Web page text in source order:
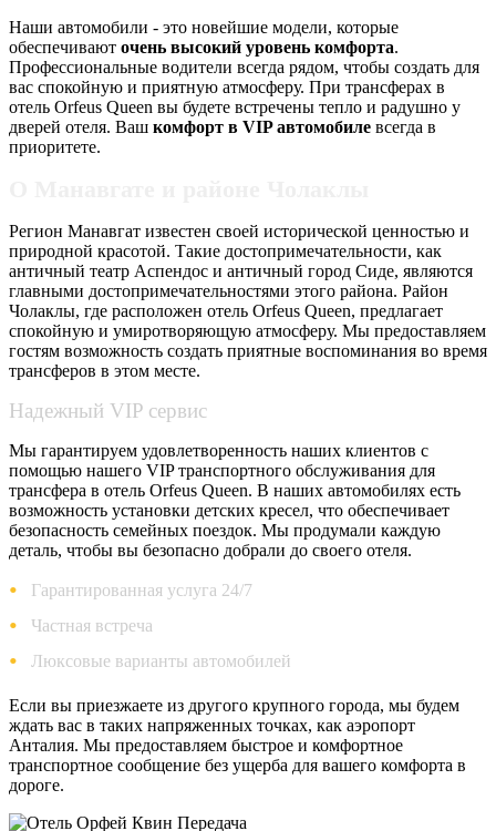
Наши автомобили - это новейшие модели, которые
обеспечивают очень высокий уровень комфорта.
Профессиональные водители всегда рядом, чтобы создать для
вас спокойную и приятную атмосферу. При трансферах в
отель Orfeus Queen вы будете встречены тепло и радушно у
дверей отеля. Ваш комфорт в VIP автомобиле всегда в
приоритете.
Регион Манавгат известен своей исторической ценностью и
природной красотой. Такие достопримечательности, как
античный театр Аспендос и античный город Сиде, являются
главными достопримечательностями этого района. Район
Чолаклы, где расположен отель Orfeus Queen, предлагает
спокойную и умиротворяющую атмосферу. Мы предоставляем
гостям возможность создать приятные воспоминания во время
трансферов в этом месте.
Надежный VIP сервис
Мы гарантируем удовлетворенность наших клиентов с
помощью нашего VIP транспортного обслуживания для
трансфера в отель Orfeus Queen. В наших автомобилях есть
возможность установки детских кресел, что обеспечивает
безопасность семейных поездок. Мы продумали каждую
деталь, чтобы вы безопасно добрали до своего отеля.
Гарантированная услуга 24/7
Частная встреча
Люксовые варианты автомобилей
Если вы приезжаете из другого крупного города, мы будем
ждать вас в таких напряженных точках, как аэропорт
Анталия. Мы предоставляем быстрое и комфортное
транспортное сообщение без ущерба для вашего комфорта в
дороге.